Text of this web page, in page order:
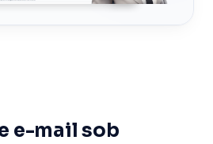
e-mail sob